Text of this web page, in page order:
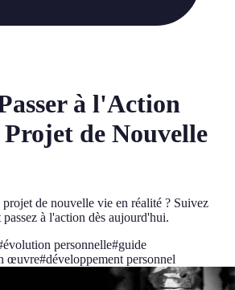
à l'Action
de Nouvelle
de nouvelle vie en réalité ? Suivez
à l'action dès aujourd'hui.
évolution personnelle#guide
œuvre#développement personnel